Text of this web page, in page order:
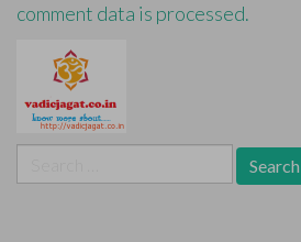
comment data is processed.
for: